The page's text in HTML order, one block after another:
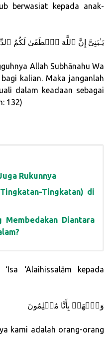
berwasiat kepada anak-
يَـٰبَنِىَّ إِنَّ ٱللَّهَ ٱصۡطَفَىٰ لَكُمُ
Allah Subhānahu Wa
kalian. Maka janganlah
dalam keadaan sebagai
132)
Rukunnya
Tingkatan) di
Membedakan Diantara
‘Alaihissalām kepada
وَٱشۡهَدۡ بِأَنَّا مُسۡلِمُونَ
kami adalah orang-orang